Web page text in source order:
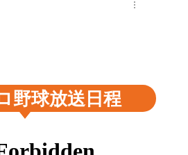
野球放送日程